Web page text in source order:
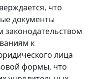
что
документы
законодательством
к
лица
формы, что